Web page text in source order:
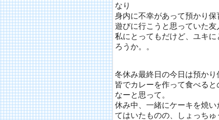
なり
身内に不幸があって預かり
遊びに行こうと思っていた
私にとってもだけど、ユキ
ろうか。。
冬休み最終日の今日は預か
皆でカレーを作って食べる
なーと思って。
休み中、一緒にケーキを焼
てはいたものの、しょっち